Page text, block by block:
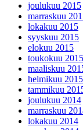
joulukuu 2015
marraskuu
lokakuu 2015
syyskuu 2015
elokuu 2015
toukokuu 2015
maaliskuu
helmikuu 2015
tammikuu
joulukuu 2014
marraskuu
lokakuu 2014